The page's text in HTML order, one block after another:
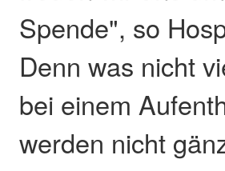
Spende", so
Denn was nicht
bei einem
werden nicht